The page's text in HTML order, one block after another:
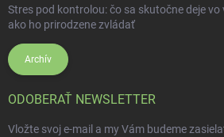
Stres pod kontrolou: čo sa skutočne deje vo
ako ho prirodzene zvládať
Archív
ODOBERAŤ NEWSLETTER
Vložte svoj e-mail a my Vám budeme